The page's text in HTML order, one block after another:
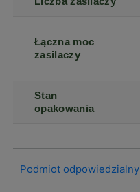
Łączna moc
zasilaczy
Stan
opakowania
Podmiot odpowiedzialny|